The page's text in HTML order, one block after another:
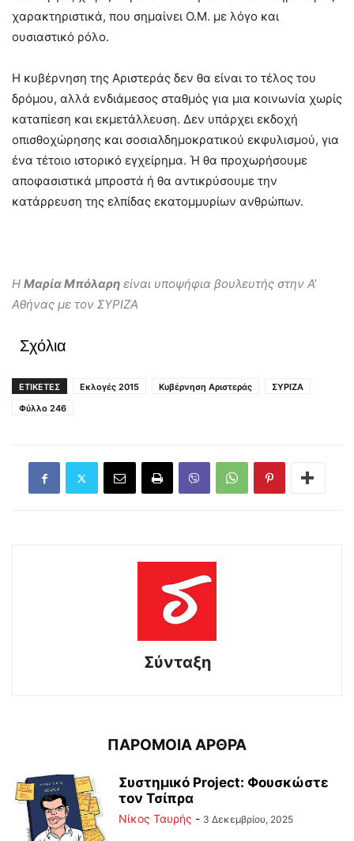
χαρακτηριστικά, που σημαίνει Ο.Μ. με λόγο και
ουσιαστικό ρόλο.
Η κυβέρνηση της Αριστεράς δεν θα είναι το τέλος του
δρόμου, αλλά ενδιάμεσος σταθμός για μια κοινωνία χωρίς
καταπίεση και εκμετάλλευση. Δεν υπάρχει εκδοχή
οπισθοχώρησης και σοσιαλδημοκρατικού εκφυλισμού, για
ένα τέτοιο ιστορικό εγχείρημα. Ή θα προχωρήσουμε
αποφασιστικά μπροστά ή θα αντικρύσουμε την
κατάρρευση της ελπίδας εκατομμυρίων ανθρώπων.
Η Μαρία Μπόλαρη είναι υποψήφια βουλευτής στην Α’
Αθήνας με τον ΣΥΡΙΖΑ
Σχόλια
ΕΤΙΚΕΤΕΣ Εκλογές 2015 Κυβέρνηση Αριστεράς
ΣΥΡΙΖΑ
Φύλλο 246
Σύνταξη
ΠΑΡΟΜΟΙΑ ΑΡΘΡΑ
Συστημικό Project: Φουσκώστε
τον Τσίπρα
Νίκος Ταυρής - 3 Δεκεμβρίου, 2025